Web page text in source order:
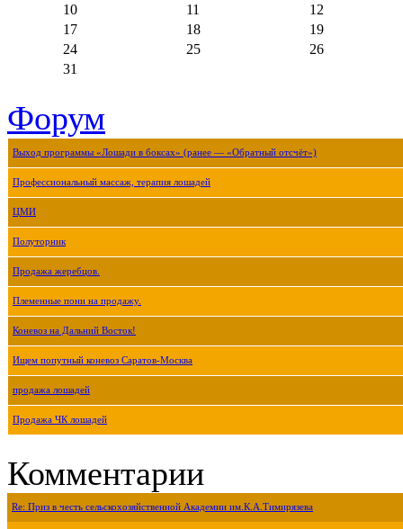
10
11
12
17
18
19
24
25
26
31
Форум
Выход программы «Лошади в боксах» (ранее — «Обратный отсчёт»)
Профессиональный массаж, терапия лошадей
ЦМИ
Полуторник
Продажа жеребцов.
Племенные пони на продажу.
Коневоз на Дальний Восток!
Ищем попутный коневоз Саратов-Москва
продажа лошадей
Продажа ЧК лошадей
Комментарии
Re: Приз в честь сельскохозяйственной Академии им.К.А.Тимирязева